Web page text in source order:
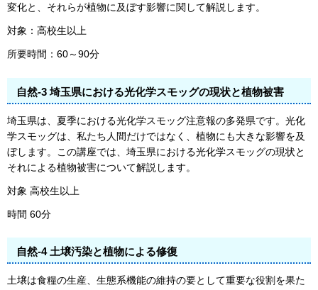
変化と、それらが植物に及ぼす影響に関して解説します。
対象：高校生以上
所要時間：60～90分
自然-3 埼玉県における光化学スモッグの現状と植物被害
埼玉県は、夏季における光化学スモッグ注意報の多発県です。光化
学スモッグは、私たち人間だけではなく、植物にも大きな影響を及
ぼします。この講座では、埼玉県における光化学スモッグの現状と
それによる植物被害について解説します。
対象 高校生以上
時間 60分
自然-4 土壌汚染と植物による修復
土壌は食糧の生産、生態系機能の維持の要として重要な役割を果た